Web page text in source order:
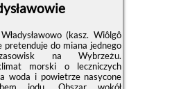
Władysławowo (kasz. Wiôlgô
do miana jednego
na Wybrzeżu.
morski o leczniczych
woda i powietrze nasycone